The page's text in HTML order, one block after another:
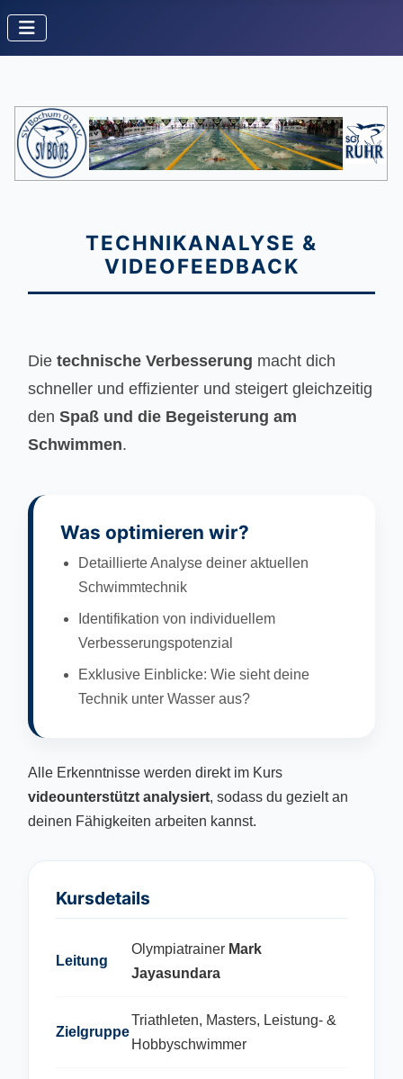
TECHNIKANALYSE &
VIDEOFEEDBACK
Die technische Verbesserung macht dich
schneller und effizienter und steigert gleichzeitig
den Spaß und die Begeisterung am
Schwimmen.
Was optimieren wir?
Detaillierte Analyse deiner aktuellen
Schwimmtechnik
Identifikation von individuellem
Verbesserungspotenzial
Exklusive Einblicke: Wie sieht deine
Technik unter Wasser aus?
Alle Erkenntnisse werden direkt im Kurs
videounterstützt analysiert, sodass du gezielt an
deinen Fähigkeiten arbeiten kannst.
Kursdetails
Leitung
Olympiatrainer Mark
Jayasundara
Zielgruppe
Triathleten, Masters, Leistung- &
Hobbyschwimmer